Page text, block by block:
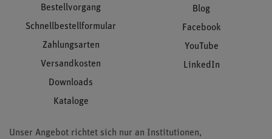
Bestellvorgang
Schnellbestellformular
Zahlungsarten
Versandkosten
Downloads
Kataloge
Blog
Facebook
YouTube
LinkedIn
Unser Angebot richtet sich nur an Institutionen,